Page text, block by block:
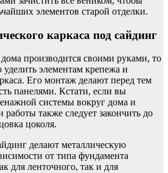
элементов старой отделки.
каркаса под сайдинг
производится своими руками, то
элементам крепежа и
Его монтаж делают перед тем
панелями. Кстати, если вы
системы вокруг дома и
работы также следует закончить до
цоколя.
делают металлическую
от типа фундамента
для ленточного, так и для